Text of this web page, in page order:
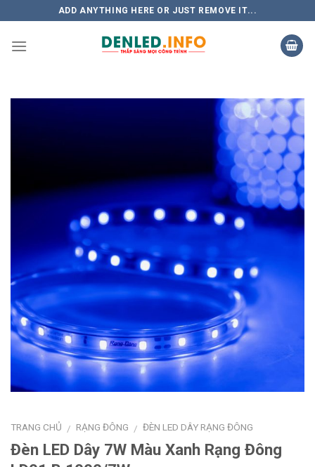
to
content
ADD ANYTHING HERE OR JUST REMOVE IT...
TRANG CHỦ / RẠNG ĐÔNG / ĐÈN LED DÂY RẠNG ĐÔNG
Đèn LED Dây 7W Màu Xanh Rạng Đông